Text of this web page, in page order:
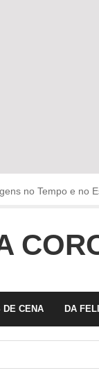
no Tempo e no
Rodrigues
DE CENA DA